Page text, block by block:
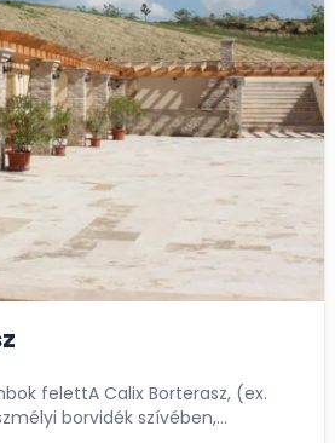
felettA Calix Borterasz, (ex.
borvidék szívében,